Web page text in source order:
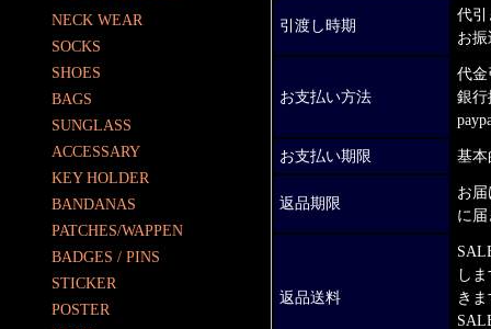
NECK WEAR
SOCKS
SHOES
BAGS
SUNGLASS
ACCESSARY
KEY HOLDER
BANDANAS
PATCHES/WAPPEN
BADGES / PINS
STICKER
POSTER
引渡し時期
代引
お
お支払い方法
代金
銀行
お支払い期限 基本
返品期限
お
に
返品送料
し
き